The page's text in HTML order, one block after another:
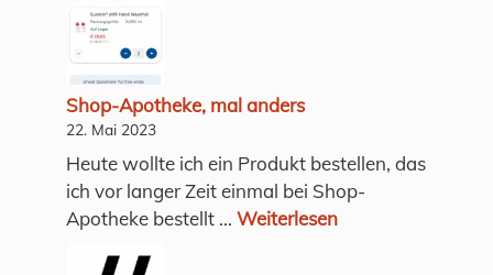
Shop-Apotheke, mal anders
22. Mai 2023
Heute wollte ich ein Produkt bestellen, das
ich vor langer Zeit einmal bei Shop-
Apotheke bestellt ... Weiterlesen